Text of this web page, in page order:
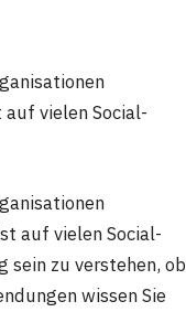
auf vielen Social-
auf vielen Social-
sein zu verstehen, ob
wissen Sie